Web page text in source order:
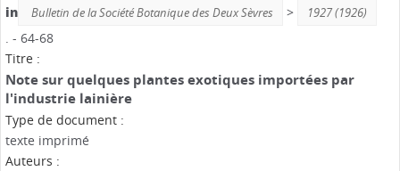
in
Bulletin de la Société Botanique des Deux Sèvres > 1927 (1926)
. - 64-68
Titre :
Note sur quelques plantes exotiques importées par
l'industrie lainière
Type de document :
texte imprimé
Auteurs :